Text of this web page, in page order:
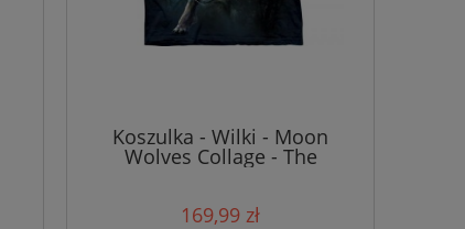
Koszulka - Wilki - Moon
Wolves Collage - The
Mountain
169,99 zł